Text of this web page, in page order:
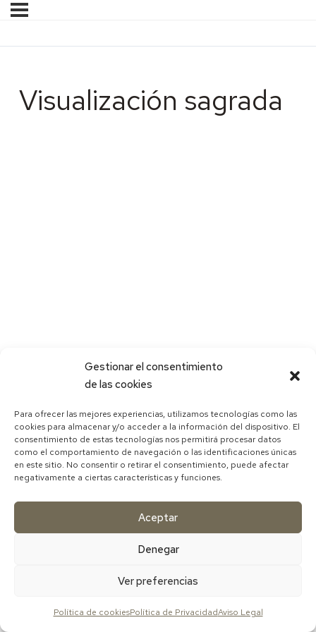
Gestionar el consentimiento
de las cookies
Para ofrecer las mejores experiencias, utilizamos tecnologías como las
cookies para almacenar y/o acceder a la información del dispositivo. El
consentimiento de estas tecnologías nos permitirá procesar datos
como el comportamiento de navegación o las identificaciones únicas
en este sitio. No consentir o retirar el consentimiento, puede afectar
negativamente a ciertas características y funciones.
Aceptar
Denegar
Ver preferencias
Política de cookiesPolítica de PrivacidadAviso Legal
Visualización sagrada